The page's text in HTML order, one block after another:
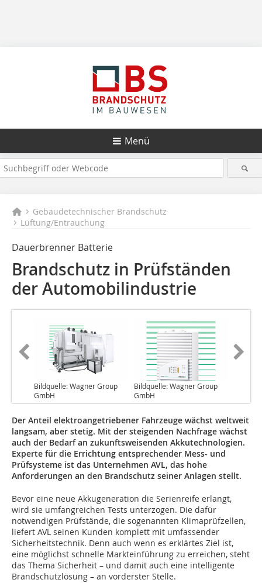
Menü
Gebäudetechnischer Brandschutz
Lüftung/Entrauchung
Dauerbrenner Batterie
Brandschutz in Prüfständen
der Automobilindustrie
Bildquelle: Wagner Group
GmbH
Bildquelle: Wagner Group
GmbH
Der Anteil elektroangetriebener Fahrzeuge wächst weltweit
langsam, aber stetig. Mit der steigenden Nachfrage wächst
auch der Bedarf an zukunftsweisenden Akkutechnologien.
Experte für die Errichtung entsprechender Mess- und
Prüfsysteme ist das Unternehmen AVL, das hohe
Anforderungen an den Brandschutz seiner Anlagen stellt.
Bevor eine neue Akkugeneration die Serienreife erlangt,
wird sie umfangreichen Tests unterzogen. Die dafür
notwendigen Prüfstände, die sogenannten Klimaprüfzellen,
liefert AVL seinen Kunden komplett mit umfassender
Sicherheitstechnik. Denn auch wenn es erklärtes Ziel ist,
eine möglichst schnelle Markteinführung zu erreichen, steht
das Thema Sicherheit – und damit auch eine intelligente
Brandschutzlösung – an vorderster Stelle.